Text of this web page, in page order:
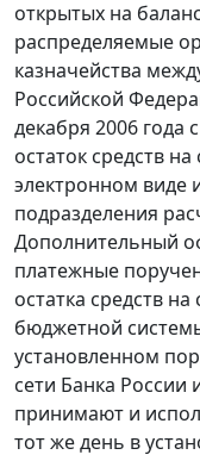
открытых на
распределяемые
казначейства
Российской
декабря 2006
остаток средств
электронном виде
подразделения
Дополнительный
платежные
остатка средств
бюджетной
установленном
сети Банка
принимают и
тот же день в